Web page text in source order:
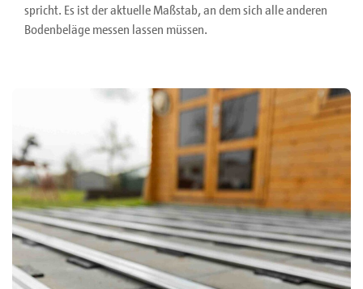
spricht. Es ist der aktuelle Maßstab, an dem sich alle anderen
Bodenbeläge messen lassen müssen.